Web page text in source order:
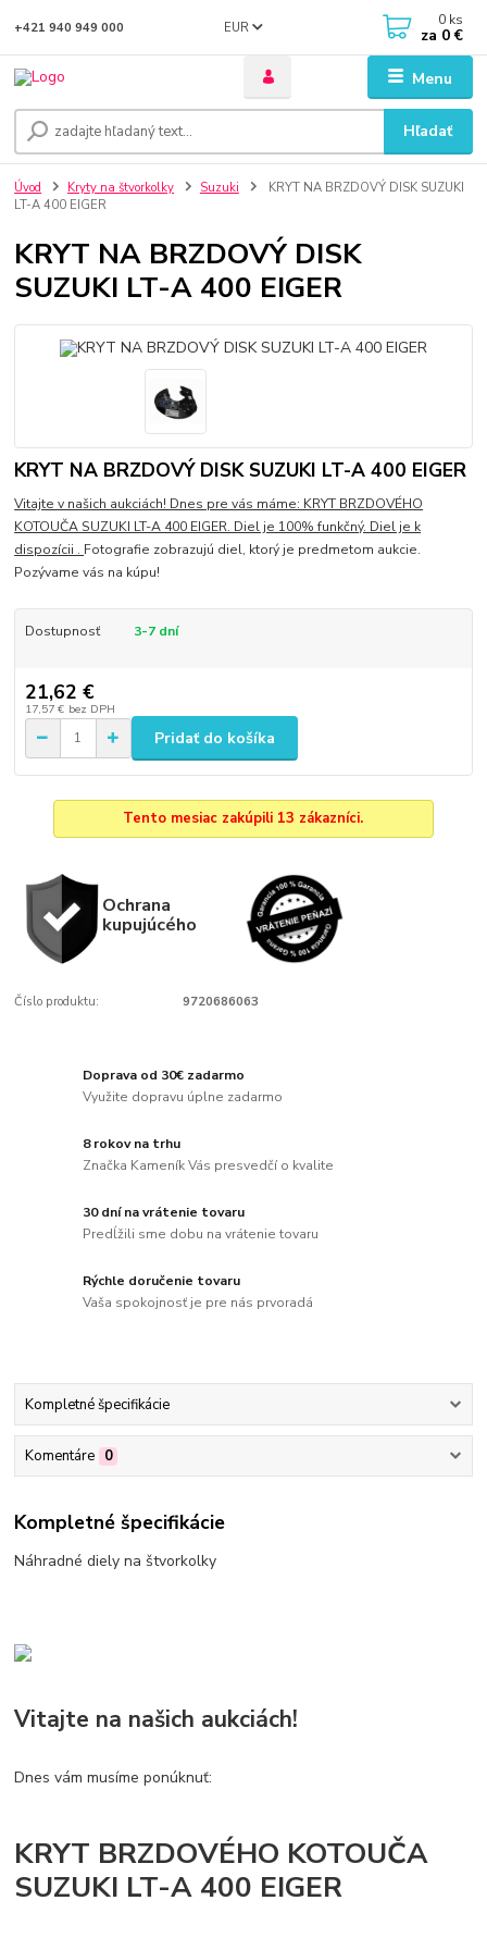
Menu
EUR
Hľadať
+421 940 949 000 0 ks
za 0 €
Úvod Kryty na štvorkolky Suzuki
KRYT NA BRZDOVÝ DISK SUZUKI
LT-A 400 EIGER
KRYT NA BRZDOVÝ DISK
SUZUKI LT-A 400 EIGER
KRYT NA BRZDOVÝ DISK SUZUKI LT-A 400 EIGER
Vitajte v našich aukciách! Dnes pre vás máme: KRYT BRZDOVÉHO
KOTOUČA SUZUKI LT-A 400 EIGER. Diel je 100% funkčný. Diel je k
dispozícii . Fotografie zobrazujú diel, ktorý je predmetom aukcie.
Pozývame vás na kúpu!
Dostupnosť 3-7 dní
21,62 €
17,57 € bez DPH
Pridať do košíka
Tento mesiac zakúpili 13 zákazníci.
Ochrana
kupujúcého
Číslo produktu: 9720686063
Doprava od 30€ zadarmo
Využite dopravu úplne zadarmo
8 rokov na trhu
Značka Kameník Vás presvedčí o kvalite
30 dní na vrátenie tovaru
Predĺžili sme dobu na vrátenie tovaru
Rýchle doručenie tovaru
Vaša spokojnosť je pre nás prvoradá
Kompletné špecifikácie
Komentáre 0
Kompletné špecifikácie
Náhradné diely na štvorkolky
Vitajte na našich aukciách!
Dnes vám musíme ponúknuť:
KRYT BRZDOVÉHO KOTOUČA
SUZUKI LT-A 400 EIGER